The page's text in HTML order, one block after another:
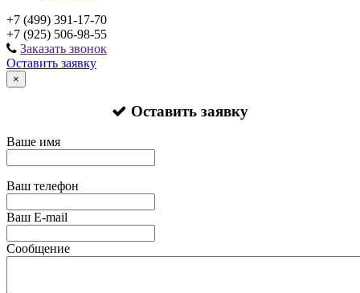
+7 (499) 391-17-70
+7 (925) 506-98-55
Заказать звонок
Оставить заявку
×
Оставить заявку
Ваше имя
Ваш телефон
Ваш E-mail
Сообщение